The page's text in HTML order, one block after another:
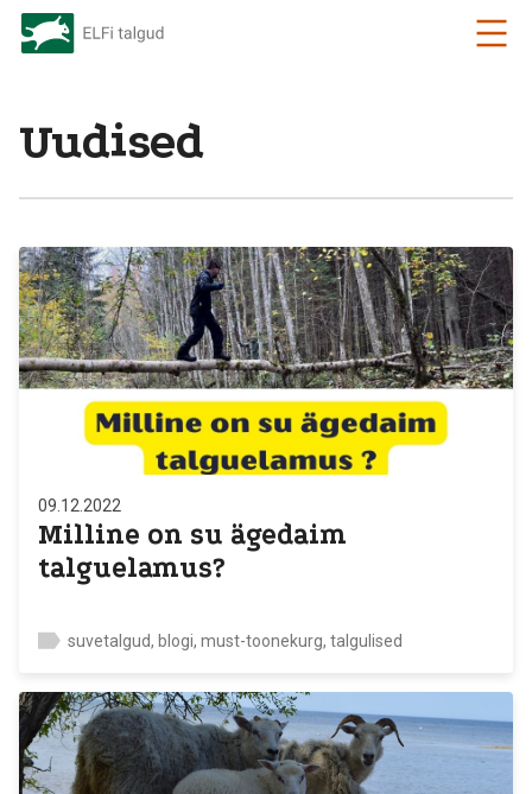
Uudised
09.12.2022
Milline on su ägedaim
talguelamus?
suvetalgud, blogi, must-toonekurg, talgulised